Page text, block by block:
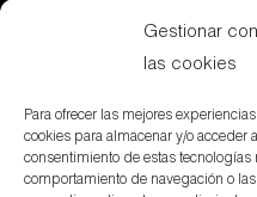
Gestionar
las cookies
Para ofrecer las mejores
cookies para almacenar y/o acceder
consentimiento de estas
comportamiento de navegación o